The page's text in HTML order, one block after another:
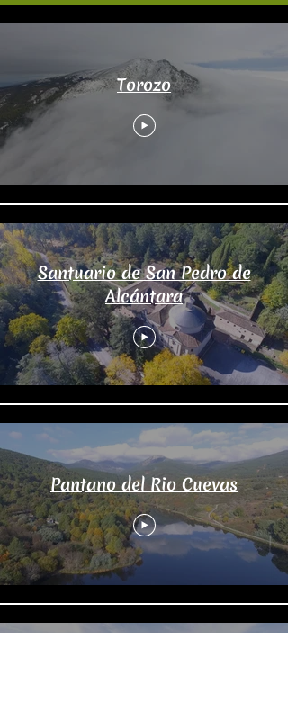
Torozo
Santuario de San Pedro de
Alcántara
Pantano del Rio Cuevas